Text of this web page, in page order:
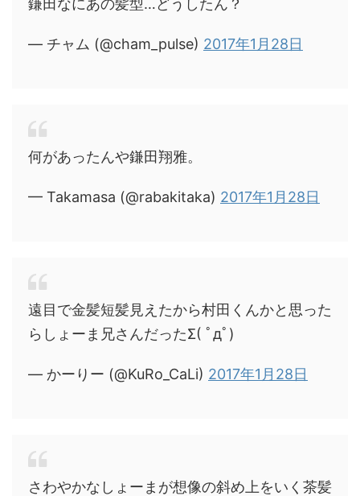
鎌田なにあの髪型…どうしたん？
— チャム (@cham_pulse) 2017年1月28日
何があったんや鎌田翔雅。
— Takamasa (@rabakitaka) 2017年1月28日
遠目で金髪短髪見えたから村田くんかと思った
らしょーま兄さんだったΣ( ﾟдﾟ)
— かーりー (@KuRo_CaLi) 2017年1月28日
さわやかなしょーまが想像の斜め上をいく茶髪